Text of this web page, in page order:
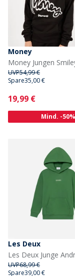
Money
UVP54,99 €
Spare35,00 €
Current
19,99 €
Mind. -50%
Les Deux
UVP68,99 €
Spare39,00 €